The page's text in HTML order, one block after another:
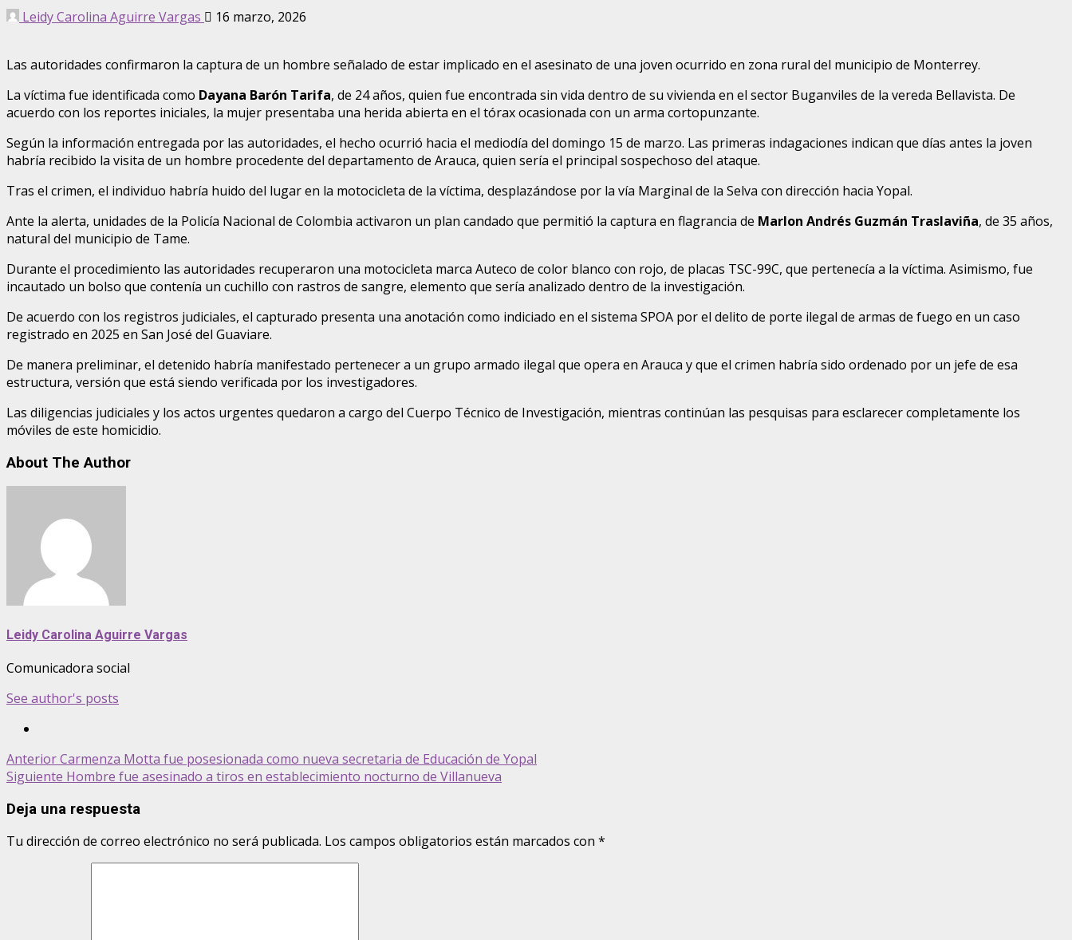
Leidy Carolina Aguirre Vargas 16 marzo, 2026
Las autoridades confirmaron la captura de un hombre señalado de estar implicado en el asesinato de una joven ocurrido en zona rural del municipio de Monterrey.
La víctima fue identificada como Dayana Barón Tarifa, de 24 años, quien fue encontrada sin vida dentro de su vivienda en el sector Buganviles de la vereda Bellavista. De
acuerdo con los reportes iniciales, la mujer presentaba una herida abierta en el tórax ocasionada con un arma cortopunzante.
Según la información entregada por las autoridades, el hecho ocurrió hacia el mediodía del domingo 15 de marzo. Las primeras indagaciones indican que días antes la joven
habría recibido la visita de un hombre procedente del departamento de Arauca, quien sería el principal sospechoso del ataque.
Tras el crimen, el individuo habría huido del lugar en la motocicleta de la víctima, desplazándose por la vía Marginal de la Selva con dirección hacia Yopal.
Ante la alerta, unidades de la Policía Nacional de Colombia activaron un plan candado que permitió la captura en flagrancia de Marlon Andrés Guzmán Traslaviña, de 35 años,
natural del municipio de Tame.
Durante el procedimiento las autoridades recuperaron una motocicleta marca Auteco de color blanco con rojo, de placas TSC-99C, que pertenecía a la víctima. Asimismo, fue
incautado un bolso que contenía un cuchillo con rastros de sangre, elemento que sería analizado dentro de la investigación.
De acuerdo con los registros judiciales, el capturado presenta una anotación como indiciado en el sistema SPOA por el delito de porte ilegal de armas de fuego en un caso
registrado en 2025 en San José del Guaviare.
De manera preliminar, el detenido habría manifestado pertenecer a un grupo armado ilegal que opera en Arauca y que el crimen habría sido ordenado por un jefe de esa
estructura, versión que está siendo verificada por los investigadores.
Las diligencias judiciales y los actos urgentes quedaron a cargo del Cuerpo Técnico de Investigación, mientras continúan las pesquisas para esclarecer completamente los
móviles de este homicidio.
About The Author
Leidy Carolina Aguirre Vargas
Comunicadora social
See author's posts
Post
navigation
AnteriorCarmenza Motta fue posesionada como nueva secretaria de Educación de Yopal
Siguiente Hombre fue asesinado a tiros en establecimiento nocturno de Villanueva
Deja una respuesta
Tu dirección de correo electrónico no será publicada. Los campos obligatorios están marcados con *